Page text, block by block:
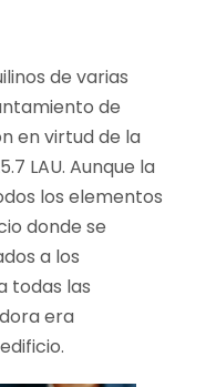
de varias
de
en virtud de la
LAU. Aunque la
los elementos
donde se
a los
todas las
era